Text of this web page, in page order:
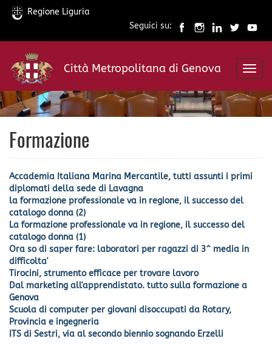
Salta
contenuto
principale
Regione Liguria
Seguici su:
Città Metropolitana di Genova
Formazione
Accademia Italiana Marina Mercantile, tutti assunti i primi
diplomati della sede di Lavagna
la formazione professionale va in regione, il successo del
catalogo donna (2)
La formazione professionale va in regione, il successo del
catalogo donna (1)
Ora so di saper fare: laboratori per ragazzi di 3^ media in
difficolta'
Tirocini, strumento efficace per trovare lavoro
Dal marketing all'apprendistato. tutto sulla formazione a
Genova
Scuola di computer per giovani disoccupati da Rotary,
Provincia e ingegneria
ITS di Sestri, via al secondo biennio sognando Erzelli